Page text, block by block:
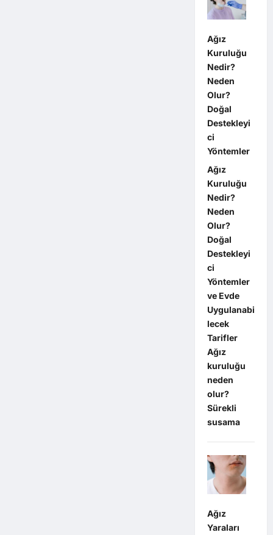
Ağız
Kuruluğu
Nedir?
Neden
Olur?
Doğal
Destekleyi
ci
Yöntemler
Ağız
Kuruluğu
Nedir?
Neden
Olur?
Doğal
Destekleyi
ci
Yöntemler
ve Evde
Uygulanabi
lecek
Tarifler
Ağız
kuruluğu
neden
olur?
Sürekli
susama
Ağız
Yaraları